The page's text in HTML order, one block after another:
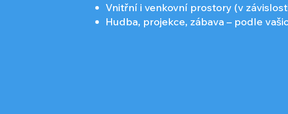
Vnitřní i venkovní prostory (v
Hudba, projekce, zábava – podle